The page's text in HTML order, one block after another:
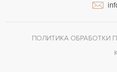
ПОЛИТИКА ОБРАБОТКИ